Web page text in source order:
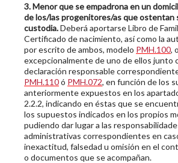
3.Menor que se empadrona en un
de los/las progenitores/as que ostentan
custodia.Deberá aportarse Libro de
Certificado de nacimiento, así como la
por escrito de ambos, modelo PMH.100, o
excepcionalmente de uno de ellos junto
declaración responsable
PMH.110ó PMH.072, en función de los
anteriormente expuestos en los
2.2.2, indicando en éstas que se
los supuestos indicados en los propios
pudiendo dar lugar a las
administrativas correspondientes en
inexactitud, falsedad u omisión en el
o documentos que se acompañan.